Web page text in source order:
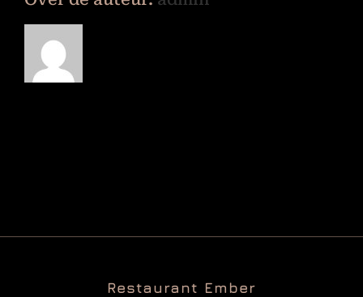
Restaurant Ember